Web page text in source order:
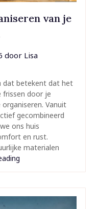
van je
door Lisa
dat betekent dat het
frissen door je
Vanuit
gecombineerd
ons huis
en rust.
materialen